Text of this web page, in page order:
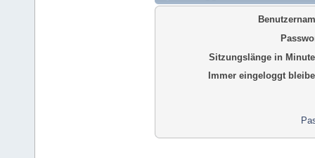
Sitzungslänge in
Immer eingeloggt